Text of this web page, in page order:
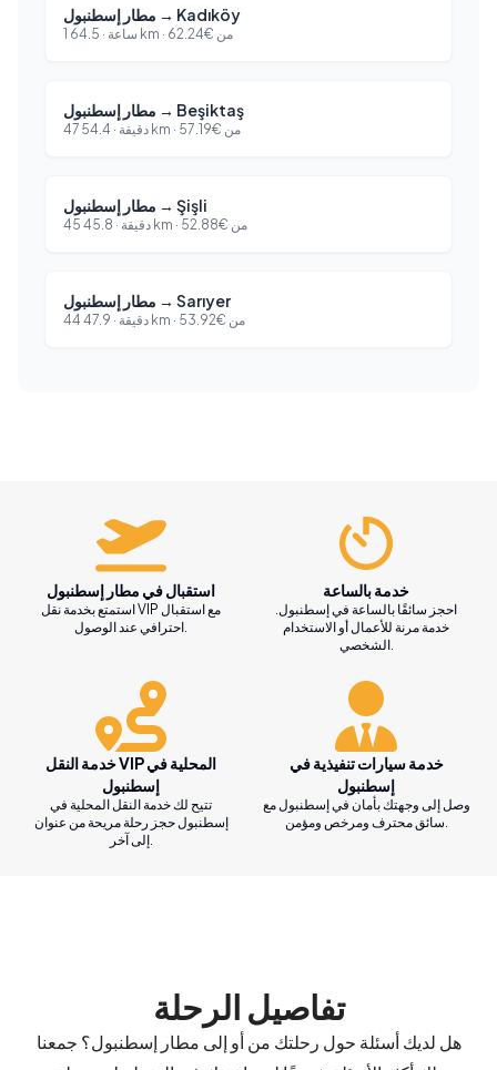
مطار إسطنبول → Kadıköy
1 ساعة ·
64.5 km · من €
62.24
مطار إسطنبول → Beşiktaş
47 دقيقة ·
54.4 km · من €
57.19
مطار إسطنبول → Şişli
45 دقيقة ·
45.8 km · من €
52.88
مطار إسطنبول → Sarıyer
44 دقيقة ·
47.9 km · من €
53.92
استقبال في مطار إسطنبول
استمتع بخدمة نقل VIP مع استقبال
احترافي عند الوصول.
خدمة بالساعة
احجز سائقًا بالساعة في إسطنبول.
خدمة مرنة للأعمال أو الاستخدام
الشخصي.
خدمة النقل VIP المحلية في
إسطنبول
تتيح لك خدمة النقل المحلية في
إسطنبول حجز رحلة مريحة من عنوان
إلى آخر.
خدمة سيارات تنفيذية في
إسطنبول
وصل إلى وجهتك بأمان في إسطنبول مع
سائق محترف ومرخص ومؤمن.
تفاصيل الرحلة
هل لديك أسئلة حول رحلتك من أو إلى مطار إسطنبول؟ جمعنا